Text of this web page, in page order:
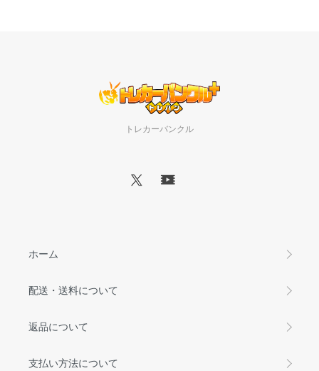
トレカーバンクル
ホーム
配送・送料について
返品について
支払い方法について